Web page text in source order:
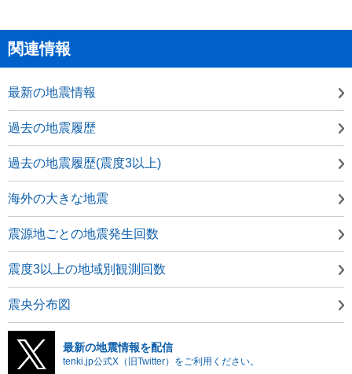
関連情報
最新の地震情報
過去の地震履歴
過去の地震履歴(震度3以上)
海外の大きな地震
震源地ごとの地震発生回数
震度3以上の地域別観測回数
震央分布図
最新の地震情報を配信
tenki.jp公式X（旧Twitter）をご利用ください。